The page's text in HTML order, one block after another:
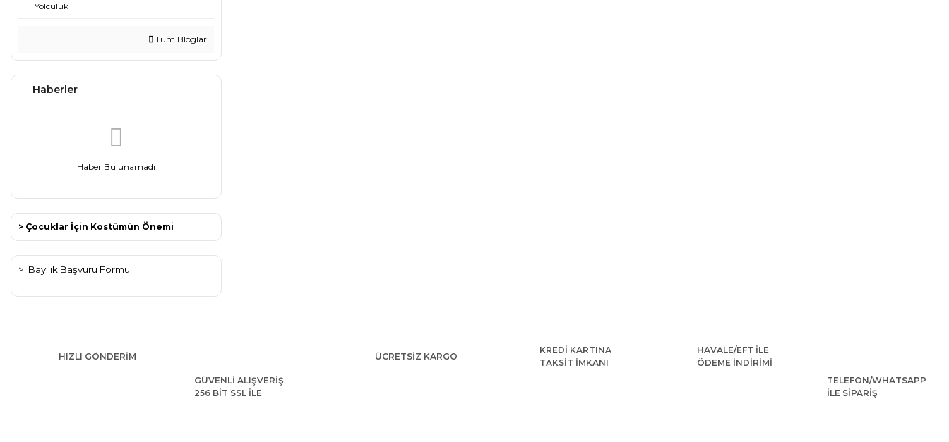
Yolculuk
Tüm Bloglar
Haberler
Haber Bulunamadı
> Çocuklar İçin Kostümün Önemi
> Bayilik Başvuru Formu
HIZLI GÖNDERİM
GÜVENLİ ALIŞVERİŞ
256 BİT SSL İLE
ÜCRETSİZ KARGO
KREDİ KARTINA
TAKSİT İMKANI
HAVALE/EFT İLE
ÖDEME İNDİRİMİ
TELEFON/WHATSAPP
İLE SİPARİŞ